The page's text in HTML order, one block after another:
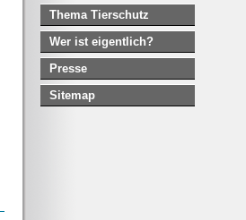
Thema Tierschutz
Wer ist eigentlich?
Presse
Sitemap